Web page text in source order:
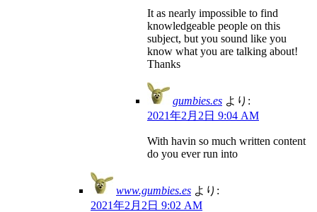
It as nearly impossible to find
knowledgeable people on this
subject, but you sound like you
know what you are talking about!
Thanks
gumbies.es より:
2021年2月2日 9:04 AM
With havin so much written content
do you ever run into
www.gumbies.es より:
2021年2月2日 9:02 AM